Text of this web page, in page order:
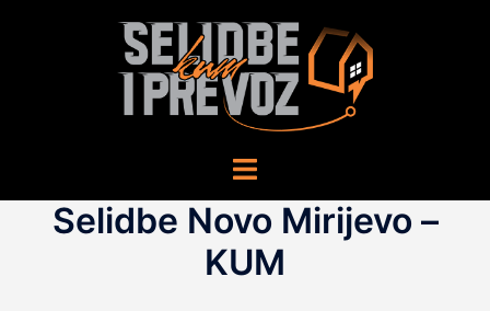
Toggle
Selidbe Novo Mirijevo –
KUM